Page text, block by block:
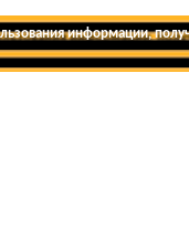
информации,